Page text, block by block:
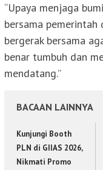
“Upaya menjaga
bersama pemerintah
bergerak bersama
benar tumbuh dan
mendatang.”
BACAAN LAINNYA
Kunjungi Booth
PLN di GIIAS 2026,
Nikmati Promo